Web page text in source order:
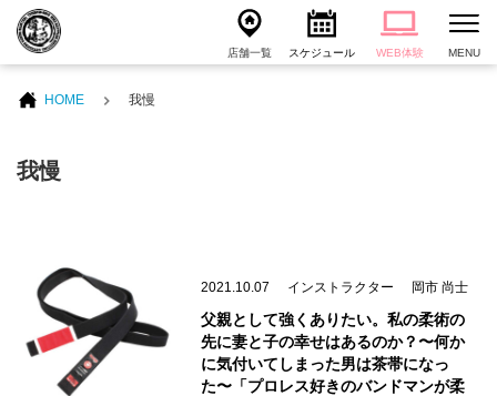
店舗一覧 スケジュール WEB体験 MENU
HOME 我慢
我慢
2021.10.07 インストラクター 岡市 尚士
父親として強くありたい。私の柔術の
先に妻と子の幸せはあるのか？〜何か
に気付いてしまった男は茶帯になっ
た〜「プロレス好きのバンドマンが柔